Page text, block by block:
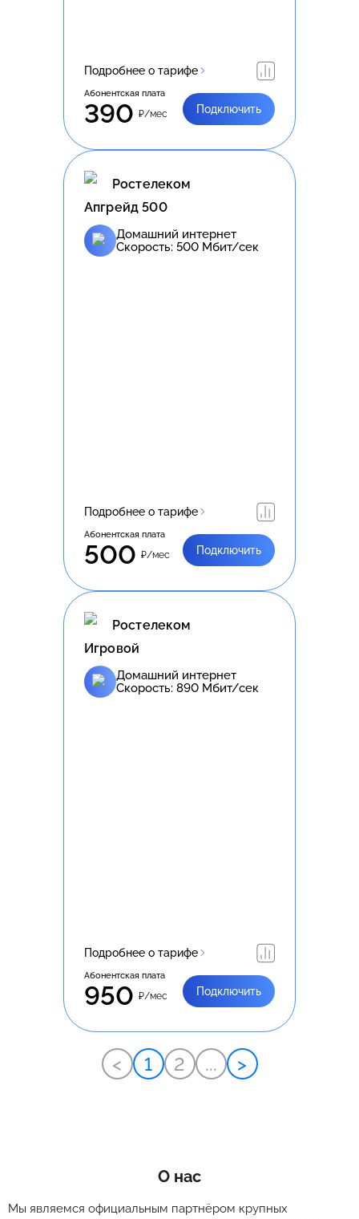
Подробнее о тарифе
Абонентская плата
390 ₽/мес Подключить
Ростелеком
Апгрейд 500
Домашний интернет
Скорость: 500 Мбит/сек
Подробнее о тарифе
Абонентская плата
500 ₽/мес Подключить
Ростелеком
Игровой
Домашний интернет
Скорость: 890 Мбит/сек
Подробнее о тарифе
Абонентская плата
950 ₽/мес Подключить
< 1 2 ... >
О нас
Мы являемся официальным партнёром крупных